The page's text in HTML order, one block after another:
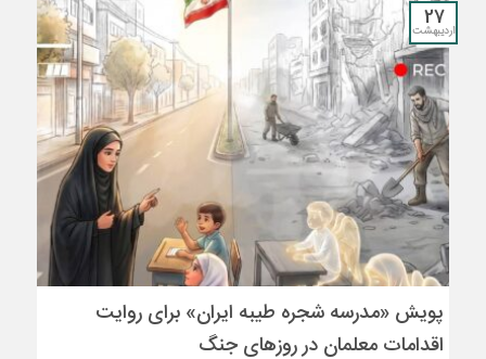
27
اردیبهشت
پویش «مدرسه شجره طیبه ایران» برای روایت
اقدامات معلمان در روزهای جنگ